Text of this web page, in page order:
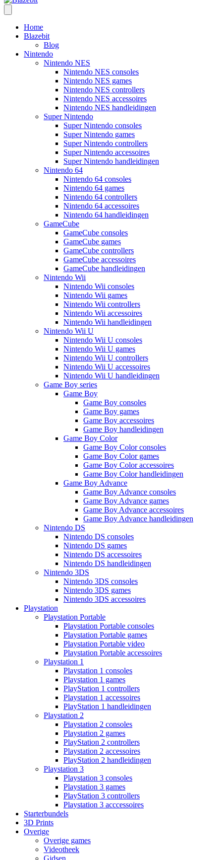
Home
Blazebit
Blog
Nintendo
Nintendo NES
Nintendo NES consoles
Nintendo NES games
Nintendo NES controllers
Nintendo NES accessoires
Nintendo NES handleidingen
Super Nintendo
Super Nintendo consoles
Super Nintendo games
Super Nintendo controllers
Super Nintendo accessoires
Super Nintendo handleidingen
Nintendo 64
Nintendo 64 consoles
Nintendo 64 games
Nintendo 64 controllers
Nintendo 64 accessoires
Nintendo 64 handleidingen
GameCube
GameCube consoles
GameCube games
GameCube controllers
GameCube accessoires
GameCube handleidingen
Nintendo Wii
Nintendo Wii consoles
Nintendo Wii games
Nintendo Wii controllers
Nintendo Wii accessoires
Nintendo Wii handleidingen
Nintendo Wii U
Nintendo Wii U consoles
Nintendo Wii U games
Nintendo Wii U controllers
Nintendo Wii U accessoires
Nintendo Wii U handleidingen
Game Boy series
Game Boy
Game Boy consoles
Game Boy games
Game Boy accessoires
Game Boy handleidingen
Game Boy Color
Game Boy Color consoles
Game Boy Color games
Game Boy Color accessoires
Game Boy Color handleidingen
Game Boy Advance
Game Boy Advance consoles
Game Boy Advance games
Game Boy Advance accessoires
Game Boy Advance handleidingen
Nintendo DS
Nintendo DS consoles
Nintendo DS games
Nintendo DS accessoires
Nintendo DS handleidingen
Nintendo 3DS
Nintendo 3DS consoles
Nintendo 3DS games
Nintendo 3DS accessoires
Playstation
Playstation Portable
Playstation Portable consoles
Playstation Portable games
Playstation Portable video
Playstation Portable accessoires
Playstation 1
Playstation 1 consoles
Playstation 1 games
PlayStation 1 controllers
Playstation 1 accessoires
PlayStation 1 handleidingen
Playstation 2
Playstation 2 consoles
Playstation 2 games
PlayStation 2 controllers
Playstation 2 accessoires
PlayStation 2 handleidingen
Playstation 3
Playstation 3 consoles
Playstation 3 games
PlayStation 3 controllers
Playstation 3 acccessoires
Starterbundels
3D Prints
Overige
Overige games
Videotheek
Gidsen